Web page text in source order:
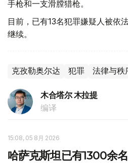
手枪和一支滑膛猎枪。
目前，已有13名犯罪嫌疑人被依
继续。
克孜勒奥尔达 犯罪 法律与秩
木合塔尔 木拉提
编译
15:08, 05 8月 2026
哈萨克斯坦已有1300余